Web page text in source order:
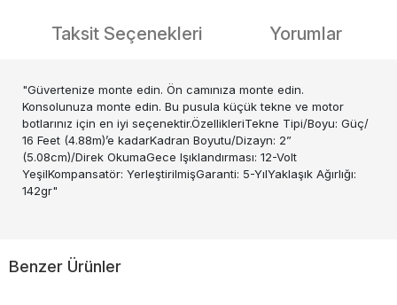
Taksit Seçenekleri Yorumlar
"Güvertenize monte edin. Ön camınıza monte edin.
Konsolunuza monte edin. Bu pusula küçük tekne ve motor
botlarınız için en iyi seçenektir.ÖzellikleriTekne Tipi/Boyu: Güç/
16 Feet (4.88m)’e kadarKadran Boyutu/Dizayn: 2”
(5.08cm)/Direk OkumaGece Işıklandırması: 12-Volt
YeşilKompansatör: YerleştirilmişGaranti: 5-YılYaklaşık Ağırlığı:
142gr"
Benzer Ürünler